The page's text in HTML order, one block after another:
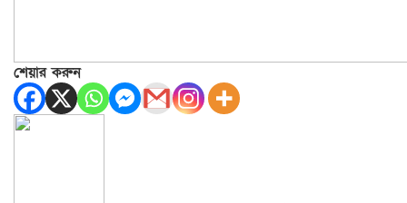
শেয়ার করুন